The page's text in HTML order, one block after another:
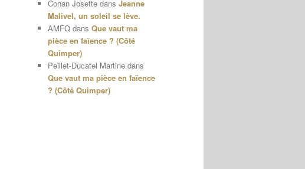
Conan Josette dans Jeanne
Malivel, un soleil se lève.
AMFQ dans Que vaut ma
pièce en faïence ? (Côté
Quimper)
Peillet-Ducatel Martine dans
Que vaut ma pièce en faïence
? (Côté Quimper)